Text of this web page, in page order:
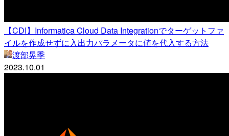
【CDI】Informatica Cloud Data Integrationでターゲットファ
イルを作成せずに入出力パラメータに値を代入する方法
渡部晃季
2023.10.01